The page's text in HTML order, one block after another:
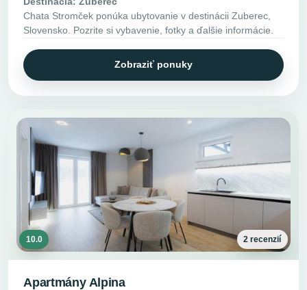
Chata Stromček ponúka ubytovanie v destinácii Zuberec,
Slovensko. Pozrite si vybavenie, fotky a ďalšie informácie.
Zobraziť ponuky
10.0 2 recenzií
Apartmány Alpina